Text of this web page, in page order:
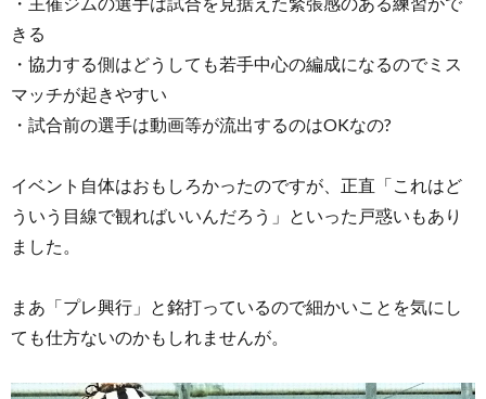
きる
・協力する側はどうしても若手中心の編成になるのでミス
マッチが起きやすい
・試合前の選手は動画等が流出するのはOKなの?
イベント自体はおもしろかったのですが、正直「これはど
ういう目線で観ればいいんだろう」といった戸惑いもあり
ました。
まあ「プレ興行」と銘打っているので細かいことを気にし
ても仕方ないのかもしれませんが。